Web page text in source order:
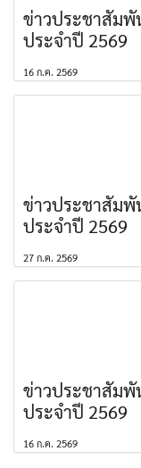
ข่าวประชาสัม
ประจำปี 2569
16 ก.ค. 2569
ข่าวประชาสัม
ประจำปี 2569
27 ก.ค. 2569
ข่าวประชาสัม
ประจำปี 2569
16 ก.ค. 2569